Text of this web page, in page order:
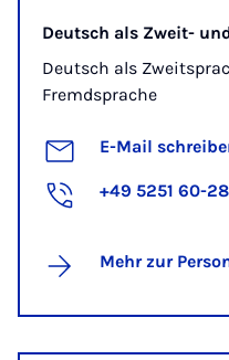
Deutsch als Zweit-
Deutsch als
Fremdsprache
E-Mail
+49 5251 60-
Mehr zur